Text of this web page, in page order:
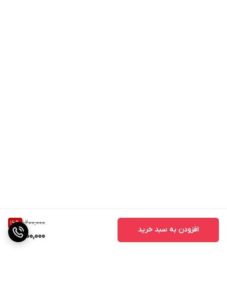
1,200,000
16%
1,000,000
افزودن به سبد خرید